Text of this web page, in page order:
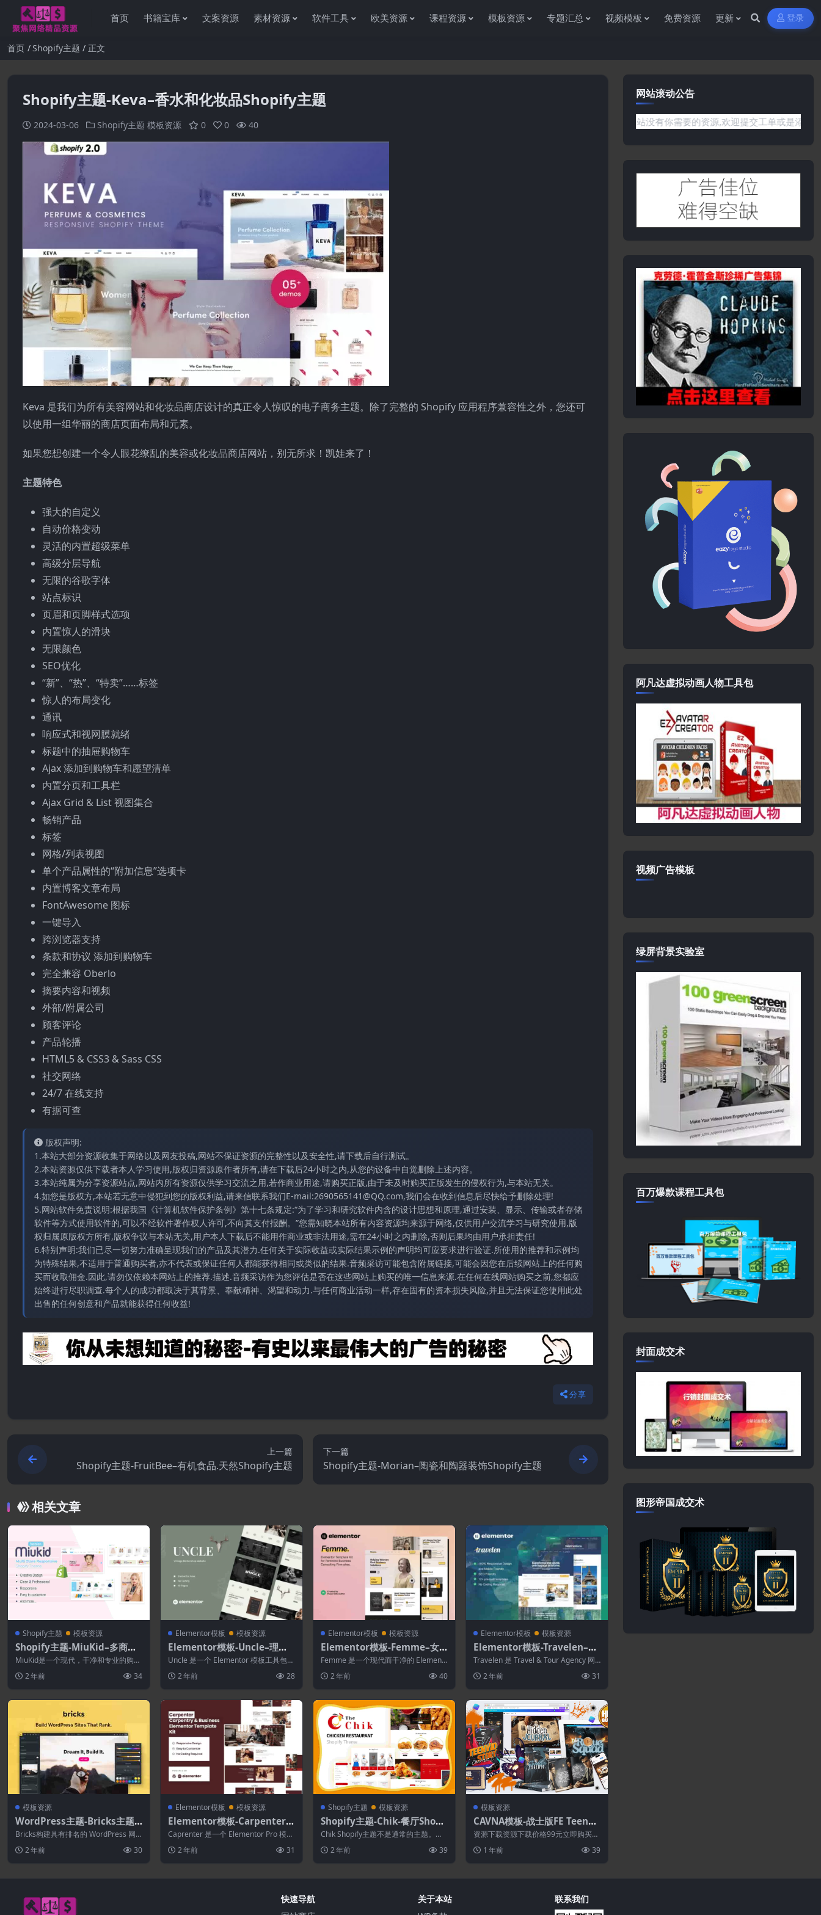
首页 书籍宝库 文案资源 素材资源 软件工具 欧美资源 课程资源 模板资源 专题汇总 视频模板 免费资源 更新 登录
首页 Shopify主题 正文
Shopify主题-Keva–香水和化妆品Shopify主题
2024-03-06 Shopify主题 模板资源 0 0 40
Keva 是我们为所有美容网站和化妆品商店设计的真正令人惊叹的电子商务主题。除了完整的 Shopify 应用程序兼容性之外，您还可
以使用一组华丽的商店页面布局和元素。
如果您想创建一个令人眼花缭乱的美容或化妆品商店网站，别无所求！凯娃来了！
主题特色
强大的自定义
自动价格变动
灵活的内置超级菜单
高级分层导航
无限的谷歌字体
站点标识
页眉和页脚样式选项
内置惊人的滑块
无限颜色
SEO优化
“新”、“热”、“特卖”……标签
惊人的布局变化
通讯
响应式和视网膜就绪
标题中的抽屉购物车
Ajax 添加到购物车和愿望清单
内置分页和工具栏
Ajax Grid & List 视图集合
畅销产品
标签
网格/列表视图
单个产品属性的“附加信息”选项卡
内置博客文章布局
FontAwesome 图标
一键导入
跨浏览器支持
条款和协议 添加到购物车
完全兼容 Oberlo
摘要内容和视频
外部/附属公司
顾客评论
产品轮播
HTML5 & CSS3 & Sass CSS
社交网络
24/7 在线支持
有据可查
版权声明:
1.本站大部分资源收集于网络以及网友投稿,网站不保证资源的完整性以及安全性,请下载后自行测试。
2.本站资源仅供下载者本人学习使用,版权归资源原作者所有,请在下载后24小时之内,从您的设备中自觉删除上述内容。
3.本站纯属为分享资源站点,网站内所有资源仅供学习交流之用,若作商业用途,请购买正版,由于未及时购买正版发生的侵权行为,与本站无关。
4.如您是版权方,本站若无意中侵犯到您的版权利益,请来信联系我们E-mail:2690565141@QQ.com,我们会在收到信息后尽快给予删除处理!
5.网站软件免责说明:根据我国《计算机软件保护条例》第十七条规定:“为了学习和研究软件内含的设计思想和原理,通过安装、显示、传输或者存储
软件等方式使用软件的,可以不经软件著作权人许可,不向其支付报酬。”您需知晓本站所有内容资源均来源于网络,仅供用户交流学习与研究使用,版
权归属原版权方所有,版权争议与本站无关,用户本人下载后不能用作商业或非法用途,需在24小时之内删除,否则后果均由用户承担责任!
6.特别声明:我们已尽一切努力准确呈现我们的产品及其潜力.任何关于实际收益或实际结果示例的声明均可应要求进行验证.所使用的推荐和示例均
为特殊结果,不适用于普通购买者,亦不代表或保证任何人都能获得相同或类似的结果.音频采访可能包含附属链接,可能会因您在后续网站上的任何购
买而收取佣金.因此,请勿仅依赖本网站上的推荐.描述.音频采访作为您评估是否在这些网站上购买的唯一信息来源.在任何在线网站购买之前,您都应
始终进行尽职调查.每个人的成功都取决于其背景、奉献精神、渴望和动力.与任何商业活动一样,存在固有的资本损失风险,并且无法保证您使用此处
出售的任何创意和产品就能获得任何收益!
分享
上一篇
Shopify主题-FruitBee–有机食品.天然Shopify主题
下一篇
Shopify主题-Morian–陶瓷和陶器装饰Shopify主题
相关文章
Shopify主题 模板资源
Shopify主题-MiuKid–多商店
响应Shopify主题
MiuKid是一个现代，干净和专业的购物
为您的...
2 年前 34
Elementor模板 模板资源
Elementor模板-Uncle–理发
店Elementor模板套件
Uncle 是一个 Elementor 模板工具包，
2 年前 28
Elementor模板 模板资源
Elementor模板-Femme–女
性商务咨询Elementor模板套
件
Femme 是一个现代而干净的 Element
2 年前 40
Elementor模板 模板资源
Elementor模板-Travelen–旅
行社Elementor Pro模板套件
Travelen 是 Travel & Tour Agency 网
2 年前 31
模板资源
WordPress主题-Bricks主题
模板-Bricks Templates
Bricks构建具有排名的 WordPress 网
2 年前 30
Elementor模板 模板资源
Elementor模板-Carpenter–
Business Elementor Pro模
板套件
Caprenter 是一个 Elementor Pro 模板
2 年前 31
Shopify主题 模板资源
Shopify主题-Chik-餐厅Shopi
fy商店主题
Chik Shopify主题不是通常的主题。它
于...2 年前 39
模板资源
CAVNA模板-战士版FE TeenVi
d WL[Teen Vid 视频故事的完
整集合]
资源下载资源下载价格99元立即购买特
资源!一...
1 年前 39
网站滚动公告
感谢您访问资源杂货铺获取各种信息资源!如果遇到任何问题或是网站没有你需要的资源,欢迎提交工单或是添加客服微信
阿凡达虚拟动画人物工具包
视频广告模板
绿屏背景实验室
百万爆款课程工具包
封面成交术
图形帝国成交术
快速导航
关于本站
联系我们